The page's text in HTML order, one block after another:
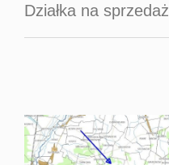
Działka na sprzedaż
−